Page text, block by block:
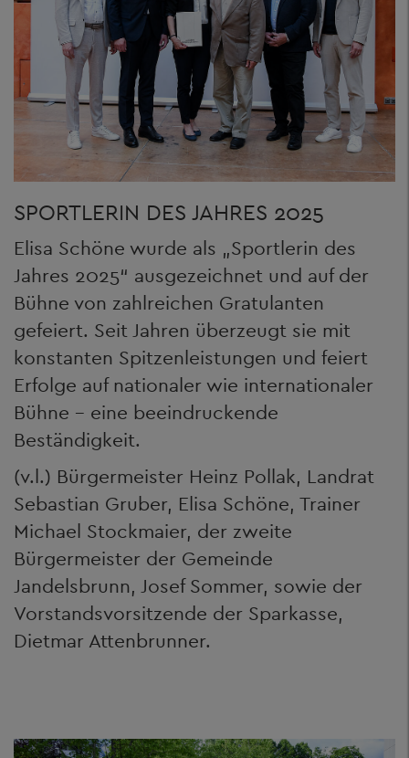
SPORTLERIN DES JAHRES 2025
Elisa Schöne wurde als „Sportlerin des
Jahres 2025“ ausgezeichnet und auf der
Bühne von zahlreichen Gratulanten
gefeiert. Seit Jahren überzeugt sie mit
konstanten Spitzenleistungen und feiert
Erfolge auf nationaler wie internationaler
Bühne – eine beeindruckende
Beständigkeit.
(v.l.) Bürgermeister Heinz Pollak, Landrat
Sebastian Gruber, Elisa Schöne, Trainer
Michael Stockmaier, der zweite
Bürgermeister der Gemeinde
Jandelsbrunn, Josef Sommer, sowie der
Vorstandsvorsitzende der Sparkasse,
Dietmar Attenbrunner.